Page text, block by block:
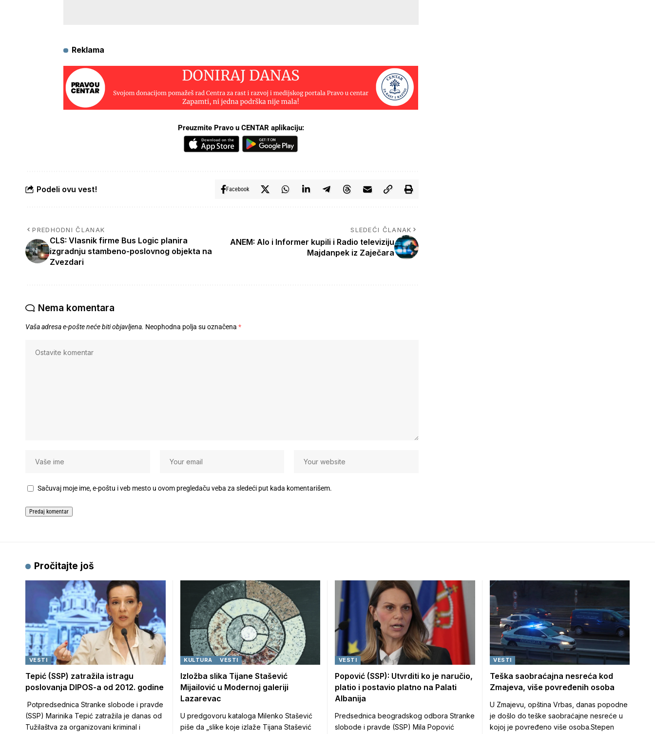
Reklama
Preuzmite Pravo u CENTAR aplikaciju:
Podeli ovu vest! Facebook
PREDHODNI ČLANAK
CLS: Vlasnik firme Bus Logic planira
izgradnju stambeno-poslovnog objekta na
Zvezdari
SLEDEĆI ČLANAK
ANEM: Alo i Informer kupili i Radio televiziju
Majdanpek iz Zaječara
Nema komentara
Vaša adresa e-pošte neće biti objavljena. Neophodna polja su označena *
Sačuvaj moje ime, e-poštu i veb mesto u ovom pregledaču veba za sledeći put kada komentarišem.
Pročitajte još
VESTI
Tepić (SSP) zatražila istragu
poslovanja DIPOS-a od 2012. godine
Potpredsednica Stranke slobode i pravde
(SSP) Marinika Tepić zatražila je danas od
Tužilaštva za organizovani kriminal i
KULTURA VESTI
Izložba slika Tijane Stašević
Mijailović u Modernoj galeriji
Lazarevac
U predgovoru kataloga Milenko Stašević
piše da „slike koje izlaže Tijana Stašević
VESTI
Popović (SSP): Utvrditi ko je naručio,
platio i postavio platno na Palati
Albanija
Predsednica beogradskog odbora Stranke
slobode i pravde (SSP) Mila Popović
VESTI
Teška saobraćajna nesreća kod
Zmajeva, više povređenih osoba
U Zmajevu, opština Vrbas, danas popodne
je došlo do teške saobraćajne nesreće u
kojoj je povređeno više osoba.Stepen